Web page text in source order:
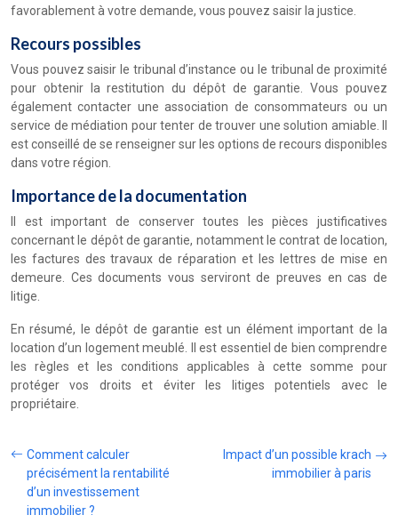
favorablement à votre demande, vous pouvez saisir la justice.
Recours possibles
Vous pouvez saisir le tribunal d’instance ou le tribunal de proximité
pour obtenir la restitution du dépôt de garantie. Vous pouvez
également contacter une association de consommateurs ou un
service de médiation pour tenter de trouver une solution amiable. Il
est conseillé de se renseigner sur les options de recours disponibles
dans votre région.
Importance de la documentation
Il est important de conserver toutes les pièces justificatives
concernant le dépôt de garantie, notamment le contrat de location,
les factures des travaux de réparation et les lettres de mise en
demeure. Ces documents vous serviront de preuves en cas de
litige.
En résumé, le dépôt de garantie est un élément important de la
location d’un logement meublé. Il est essentiel de bien comprendre
les règles et les conditions applicables à cette somme pour
protéger vos droits et éviter les litiges potentiels avec le
propriétaire.
Comment calculer
précisément la rentabilité
d’un investissement
immobilier ?
Impact d’un possible krach
immobilier à paris